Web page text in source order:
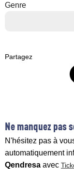
Genre
Partagez
Ne manquez pas
N'hésitez pas à
automatiquement
Qendresa avec